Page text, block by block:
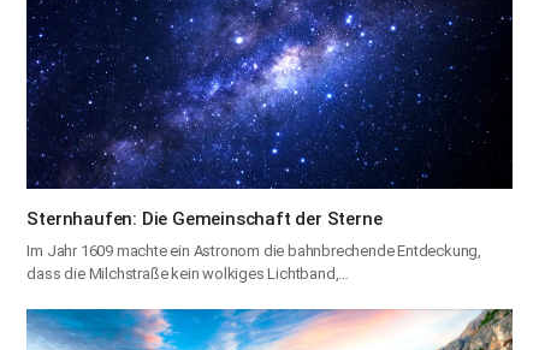
Sternhaufen: Die Gemeinschaft der Sterne
Im Jahr 1609 machte ein Astronom die bahnbrechende Entdeckung,
dass die Milchstraße kein wolkiges Lichtband,…